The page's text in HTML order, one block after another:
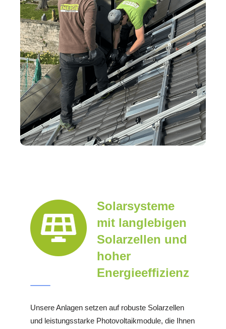
Solarsysteme
mit langlebigen
Solarzellen und
hoher
Energieeffizienz
Unsere Anlagen setzen auf robuste Solarzellen
und leistungsstarke Photovoltaikmodule, die Ihnen